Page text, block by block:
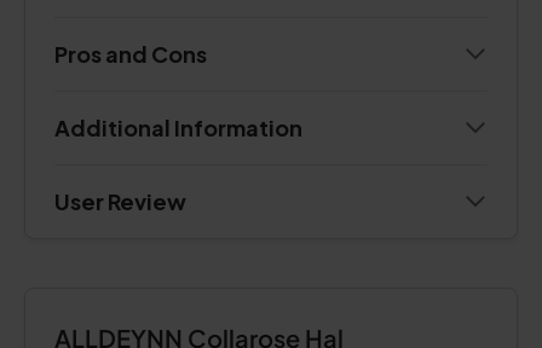
Pros and Cons
Additional Information
User Review
ALLDEYNN Collarose Hal